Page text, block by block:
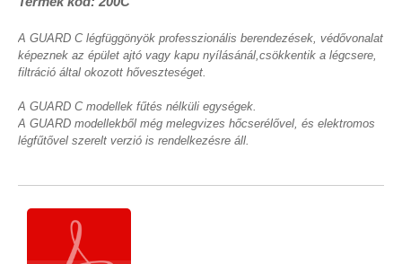
A GUARD C légfüggönyök professzionális berendezések, védővonalat
képeznek az épület ajtó vagy kapu nyílásánál,csökkentik a légcsere,
filtráció által okozott hőveszteséget.
A GUARD C modellek fűtés nélküli egységek.
A GUARD modellekből még melegvizes hőcserélővel, és elektromos
légfűtővel szerelt verzió is rendelkezésre áll.